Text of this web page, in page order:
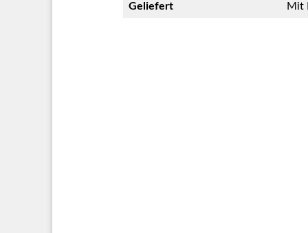
Geliefert Mit